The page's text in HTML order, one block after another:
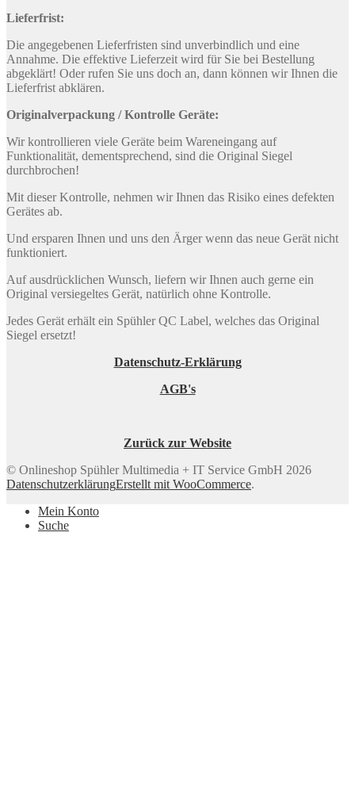
Lieferfrist:
Die angegebenen Lieferfristen sind unverbindlich und eine
Annahme. Die effektive Lieferzeit wird für Sie bei Bestellung
abgeklärt! Oder rufen Sie uns doch an, dann können wir Ihnen die
Lieferfrist abklären.
Originalverpackung / Kontrolle Geräte:
Wir kontrollieren viele Geräte beim Wareneingang auf
Funktionalität, dementsprechend, sind die Original Siegel
durchbrochen!
Mit dieser Kontrolle, nehmen wir Ihnen das Risiko eines defekten
Gerätes ab.
Und ersparen Ihnen und uns den Ärger wenn das neue Gerät nicht
funktioniert.
Auf ausdrücklichen Wunsch, liefern wir Ihnen auch gerne ein
Original versiegeltes Gerät, natürlich ohne Kontrolle.
Jedes Gerät erhält ein Spühler QC Label, welches das Original
Siegel ersetzt!
Datenschutz-Erklärung
AGB's
Zurück zur Website
© Onlineshop Spühler Multimedia + IT Service GmbH 2026
DatenschutzerklärungErstellt mit WooCommerce.
Mein Konto
Suche